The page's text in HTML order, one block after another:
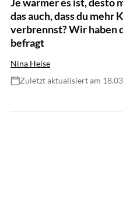
das auch, dass du mehr
verbrennst? Wir haben
befragt
Nina Heise
Zuletzt aktualisiert am